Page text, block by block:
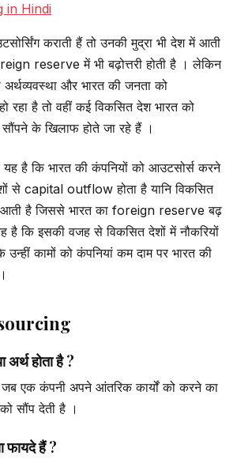
in Hindi
कराती हैं तो उनकी मुद्रा भी देश में आती
reserve में भी बढ़ोत्तरी होती है । लेकिन
और भारत की जनता को
रहा है तो वहीं कई विकसित देश भारत को
के खिलाफ होते जा रहे हैं ।
है कि भारत की कंपनियों को आउटसोर्स करने
से capital outflow होता है यानि विकसित
आती है जिससे भारत का foreign reserve बढ़
है कि इसकी वजह से विकसित देशों में नौकरियों
उन्हीं कामों को कंपनियां कम दाम पर भारत की
अर्थ होता है ?
जब एक कंपनी अपने आंतरिक कार्यों को करने का
सौंप देती है ।
फायदे हैं ?